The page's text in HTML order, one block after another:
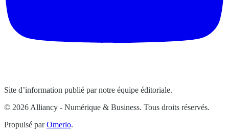
Site d’information publié par notre équipe éditoriale.
© 2026 Alliancy - Numérique & Business. Tous droits réservés.
Propulsé parOmerlo.